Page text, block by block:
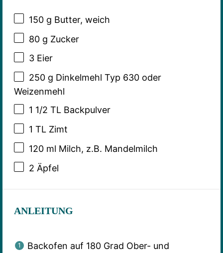
150 g Butter, weich
80 g Zucker
3Eier
250 g Dinkelmehl Typ 630 oder
Weizenmehl
1 1/2 TL Backpulver
1 TL Zimt
120ml Milch, z.B. Mandelmilch
2 Äpfel
ANLEITUNG
Backofen auf 180 Grad Ober- und